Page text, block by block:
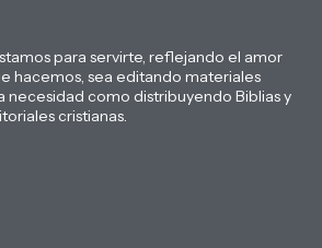
para servirte, reflejando el amor
hacemos, sea editando materiales
necesidad como distribuyendo Biblias y
cristianas.